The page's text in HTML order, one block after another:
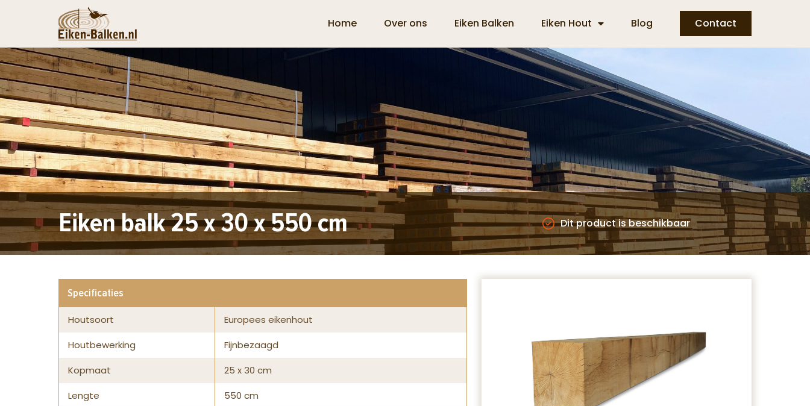
Home Over ons Eiken Balken Eiken Hout Blog Contact
Eiken balk 25 x 30 x 550 cm Dit product is beschikbaar
Specificaties
Houtsoort
Europees eikenhout
Houtbewerking
Fijnbezaagd
Kopmaat
25 x 30 cm
Lengte
550 cm